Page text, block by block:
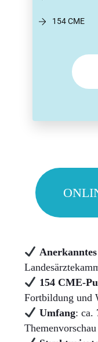
154 CME
154 CME-
Fortbildung und
Umfang: ca.
Themenvorschau